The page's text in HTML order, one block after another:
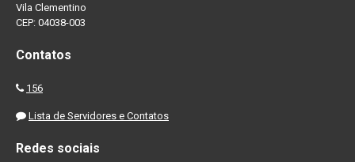
Vila Clementino
CEP: 04038-003
Contatos
156
Lista de Servidores e Contatos
Redes sociais